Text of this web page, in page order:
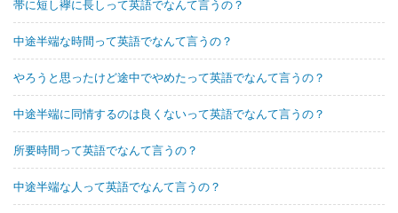
帯に短し襷に長しって英語でなんて言うの？
中途半端な時間って英語でなんて言うの？
やろうと思ったけど途中でやめたって英語でなんて言うの？
中途半端に同情するのは良くないって英語でなんて言うの？
所要時間って英語でなんて言うの？
中途半端な人って英語でなんて言うの？